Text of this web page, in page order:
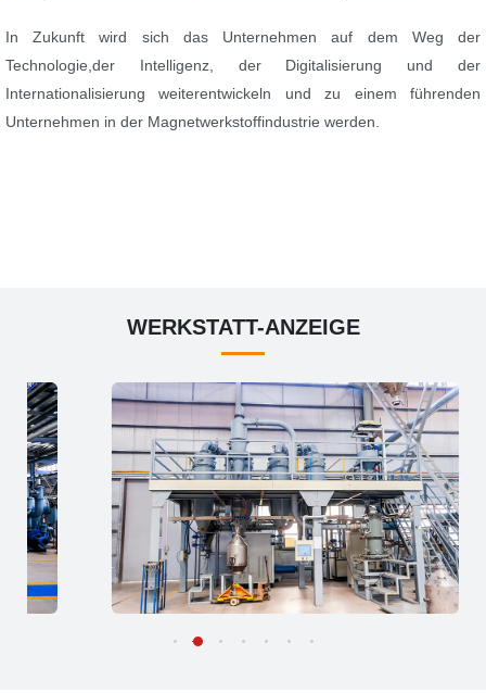
In Zukunft wird sich das Unternehmen auf dem Weg der
Technologie,der Intelligenz, der Digitalisierung und der
Internationalisierung weiterentwickeln und zu einem führenden
Unternehmen in der Magnetwerkstoffindustrie werden.
WERKSTATT-ANZEIGE